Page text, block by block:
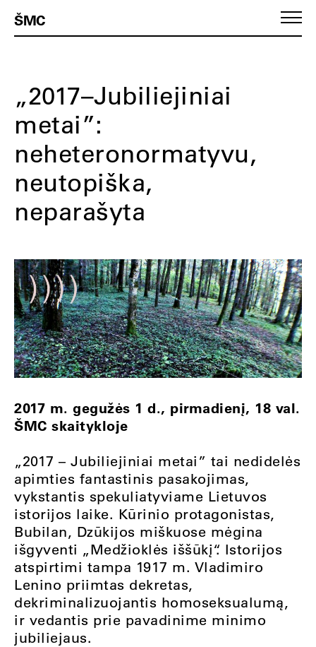
ŠMC
„2017–Jubiliejiniai
metai”:
neheteronormatyvu,
neutopiška,
neparašyta
2017 m. gegužės 1 d., pirmadienį, 18 val.
ŠMC skaitykloje
„2017 – Jubiliejiniai metai” tai nedidelės
apimties fantastinis pasakojimas,
vykstantis spekuliatyviame Lietuvos
istorijos laike. Kūrinio protagonistas,
Bubilan, Dzūkijos miškuose mėgina
išgyventi „Medžioklės iššūkį“. Istorijos
atspirtimi tampa 1917 m. Vladimiro
Lenino priimtas dekretas,
dekriminalizuojantis homoseksualumą,
ir vedantis prie pavadinime minimo
jubiliejaus.